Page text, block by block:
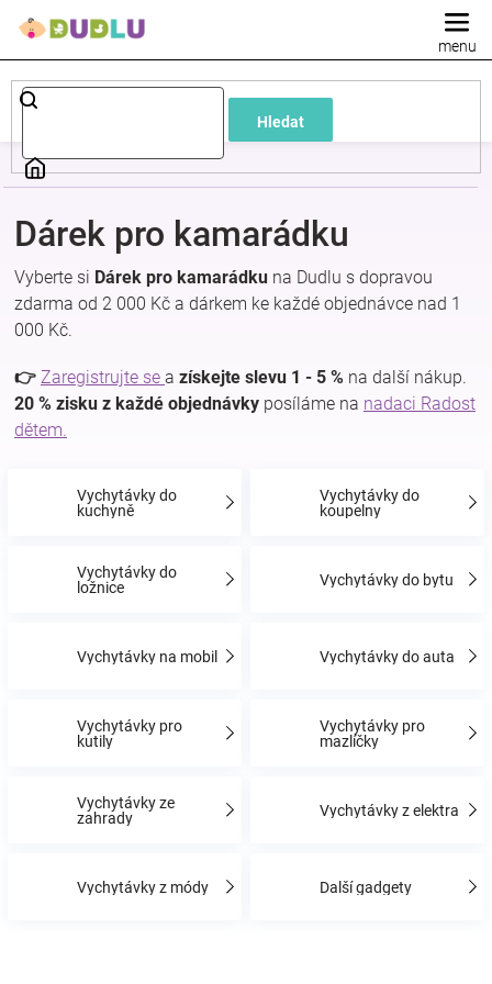
Hledat
Dětské
a
Pokojíček
a
kojenecká
oblečení
Dárek pro kamarádku
Vyberte si Dárek pro kamarádku na Dudlu s dopravou
zdarma od 2 000 Kč a dárkem ke každé objednávce nad 1
000 Kč.
👉 Zaregistrujte se a získejte slevu 1 - 5 % na další nákup.
20 % zisku z každé objednávky posíláme na nadaci Radost
dětem.
Vychytávky do
kuchyně
Vychytávky do
koupelny
Vychytávky do
ložnice
Vychytávky do bytu
Vychytávky na mobil Vychytávky do auta
Vychytávky pro
kutily
Vychytávky pro
mazlíčky
Vychytávky ze
zahrady
Vychytávky z elektra
Vychytávky z módy Další gadgety